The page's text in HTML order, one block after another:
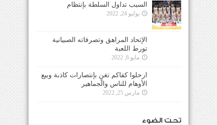
السبب تداول السلطة بإنتظام
يوليو 24, 2022
الإتحاد المراهق وتصرفاته الصبيانية
تورط اللعبة
مايو 6, 2022
ارحلوا كفاكم تغنٍ بإنتصارات كاذبة وبيع
الأوهام للناس والجماهير
مارس 25, 2022
تحت الضوء